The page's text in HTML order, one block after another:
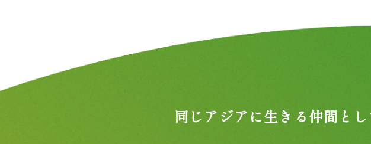
同じアジアに生きる仲間とし